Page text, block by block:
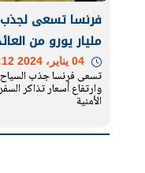
مليار يورو من
تسعى فرنسا جذب
وارتفاع أسعار تذاكر
الأمنية